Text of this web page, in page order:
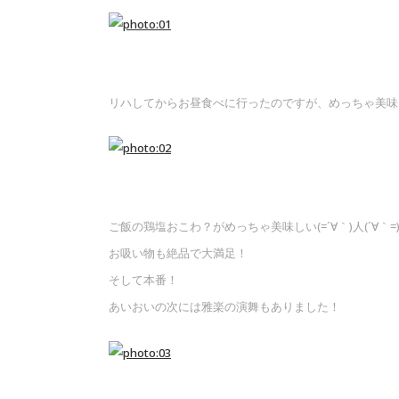
リハしてからお昼食べに行ったのですが、めっちゃ美
ご飯の鶏塩おこわ？がめっちゃ美味しい(=´∀｀)人(´∀｀=)
お吸い物も絶品で大満足！
そして本番！
あいおいの次には雅楽の演舞もありました！